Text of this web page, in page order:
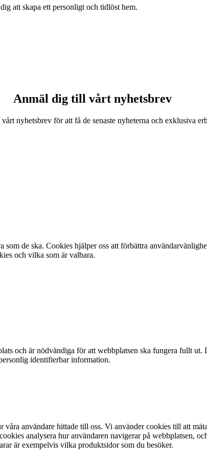
att skapa ett personligt och tidlöst hem.
Anmäl dig till vårt nyhetsbrev
nyhetsbrev för att få de senaste nyheterna och exklusiva
de ska. Cookies hjälper oss att förbättra
och vilka som är valbara.
och är nödvändiga för att webbplatsen ska fungera fullt ut.
identifierbar information.
användare hittade till oss. Vi använder cookies till att
analysera hur användaren navigerar på webbplatsen,
är exempelvis vilka produktsidor som du besöker.